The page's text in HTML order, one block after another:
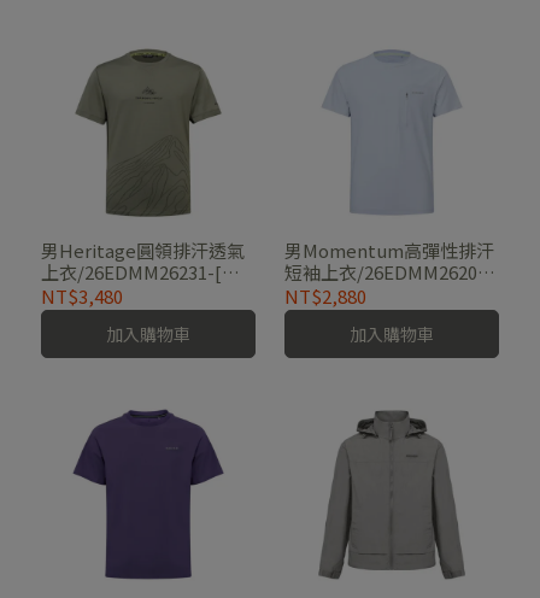
男Heritage圓領排汗透氣
上衣/26EDMM26231-[卡
其綠]
NT$3,480
加入購物車
男Momentum高彈性排汗
短袖上衣/26EDMM26203-
[萊姆綠、淺藍、深藍]
NT$2,880
加入購物車